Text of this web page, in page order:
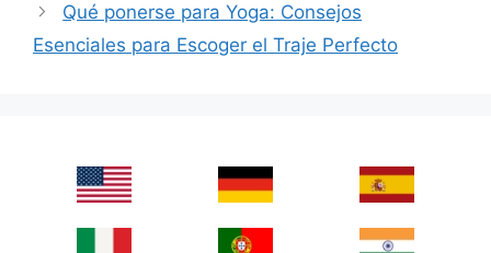
Qué ponerse para Yoga: Consejos
Esenciales para Escoger el Traje Perfecto